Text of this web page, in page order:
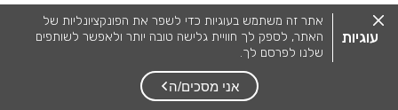
עוגיות
אתר זה משתמש בעוגיות כדי לשפר את הפונקציונליות של
האתר, לספק לך חוויית גלישה טובה יותר ולאפשר לשותפים
שלנו לפרסם לך.
מידע המפרט על השימוש בעוגיות באתר זה וכיצד ניתן לדחות
אותם, ניתן לצפותבמדיניות העוגיות שלנו
על ידי שימוש באתר זה או לחיצה על "אני מסכים", אתה
אני מסכים/ה
סגור
את
מדיניות